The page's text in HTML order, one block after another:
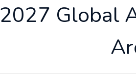
Architektura
2027 Global